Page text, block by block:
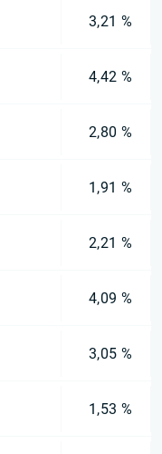
3,21 %
4,42 %
2,80 %
1,91 %
2,21 %
4,09 %
3,05 %
1,53 %